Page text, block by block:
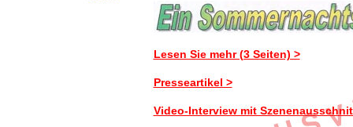
Lesen Sie mehr (3 Seiten) >
Presseartikel >
Video-Interview mit